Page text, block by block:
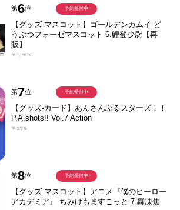
第6位
【グッズ-マスコット】ゴールデンカムイ ど
うぶつフォーゼマスコット 6.鯉登少尉【再
販】
￥1,980
予約受付中
第7位
【グッズ-カード】あんさんぶるスターズ！！
P.A.shots!! Vol.7 Action
￥275
予約受付中
第8位
【グッズ-マスコット】アニメ『僕のヒーロー
アカデミア』 ちみけもますこっと 7.轟凍焦
予約受付中